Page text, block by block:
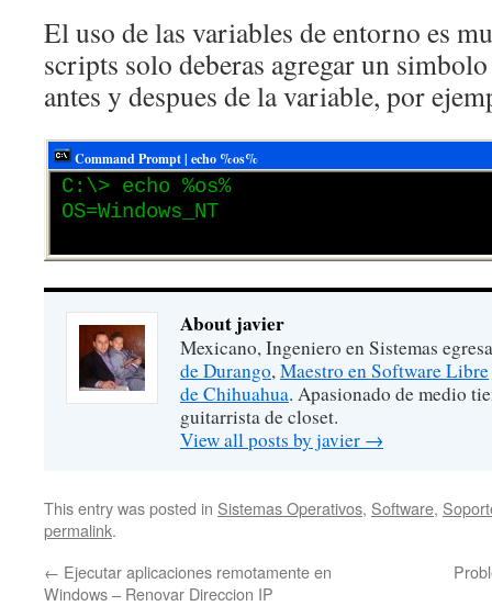
El uso de las variables de entorno es
scripts solo deberas agregar un
antes y despues de la variable, por
Command Prompt | echo %os%
C:\> echo %os%
OS=Windows_NT
About javier
Mexicano, Ingeniero en Sistemas
de Durango,Maestro en Software Libre
de Chihuahua. Apasionado de medio
guitarrista de closet.
View all posts by javier →
This entry was posted in Sistemas Operativos, Software,
permalink.
← Ejecutar aplicaciones remotamente en
Windows – Renovar Direccion IP